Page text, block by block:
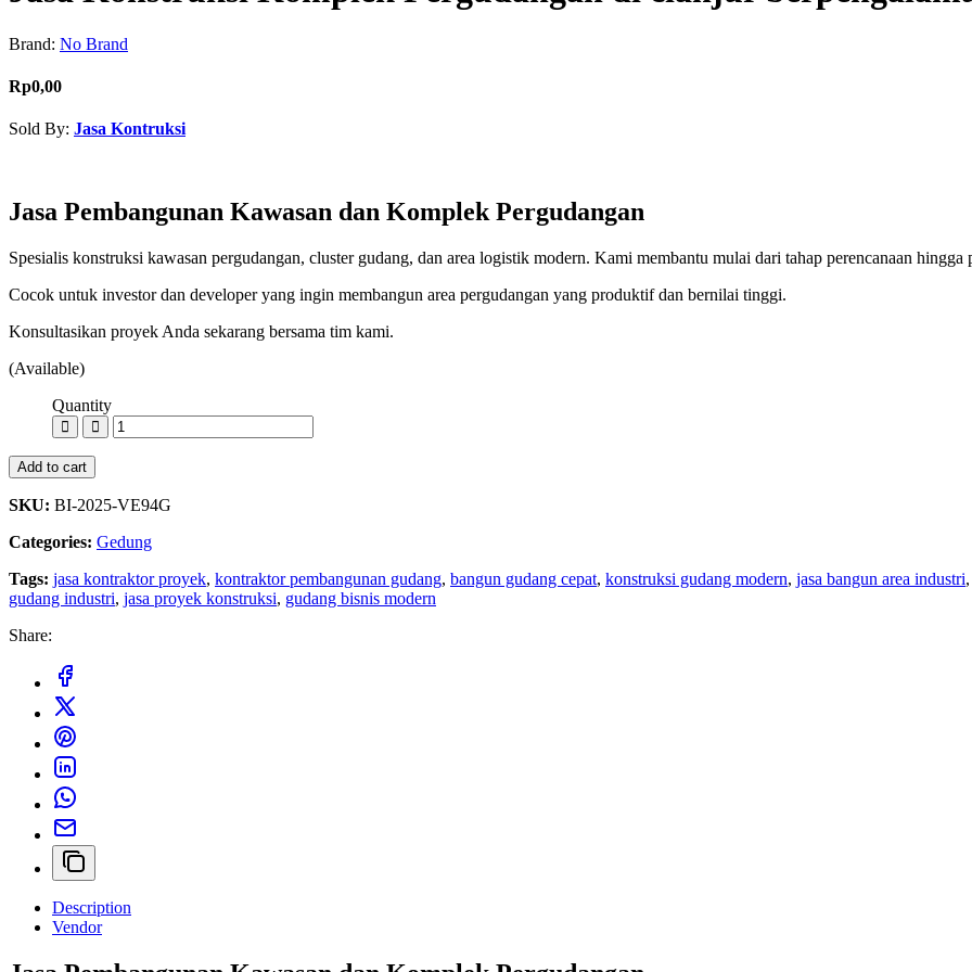
Brand: No Brand
Rp0,00
Sold By: Jasa Kontruksi
Jasa Pembangunan Kawasan dan Komplek Pergudangan
Spesialis konstruksi kawasan pergudangan, cluster gudang, dan area logistik modern. Kami membantu mulai dari tahap perencanaan hingga
Cocok untuk investor dan developer yang ingin membangun area pergudangan yang produktif dan bernilai tinggi.
Konsultasikan proyek Anda sekarang bersama tim kami.
(Available)
Quantity
Add to cart
SKU: BI-2025-VE94G
Categories: Gedung
Tags: jasa kontraktor proyek, kontraktor pembangunan gudang, bangun gudang cepat, konstruksi gudang modern, jasa bangun area industri,
gudang industri, jasa proyek konstruksi, gudang bisnis modern
Share:
Description
Vendor